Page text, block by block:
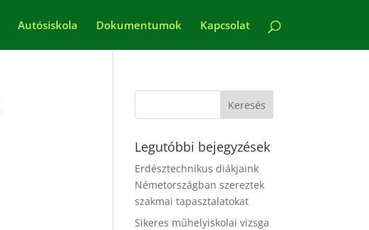
Autósiskola Dokumentumok Kapcsolat
Legutóbbi bejegyzések
Erdésztechnikus diákjaink
Németországban szereztek
szakmai tapasztalatokat
Sikeres műhelyiskolai vizsga